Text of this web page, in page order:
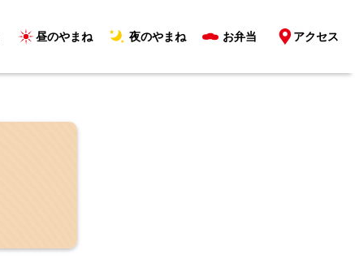
昼のやまね 夜のやまね お弁当 アクセス